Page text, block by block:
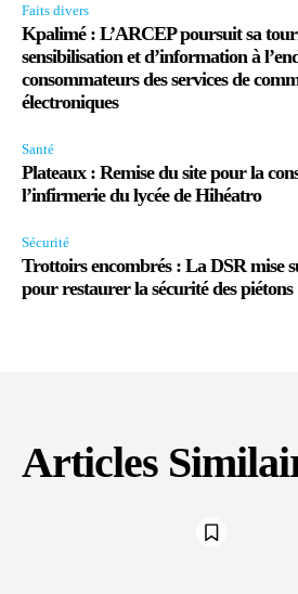
Faits divers
Kpalimé : L’ARCEP poursuit sa
sensibilisation et d’information à
consommateurs des services de
électroniques
Santé
Plateaux : Remise du site pour la
l’infirmerie du lycée de Hihéatro
Sécurité
Trottoirs encombrés : La DSR mise
pour restaurer la sécurité des piétons
Articles